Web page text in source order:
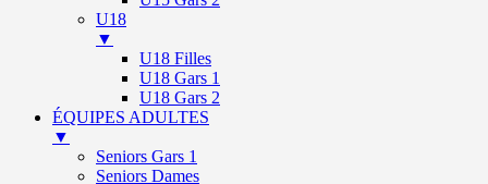
U18
▼
U18 Filles
U18 Gars 1
U18 Gars 2
ÉQUIPES ADULTES
▼
Seniors Gars 1
Seniors Dames